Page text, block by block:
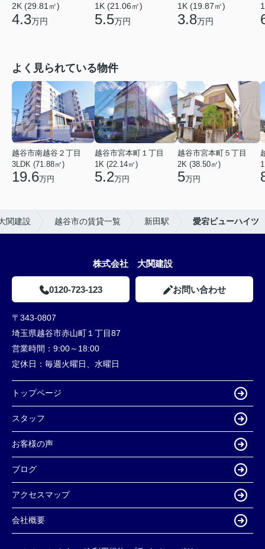
2K (29.81㎡)
4.3万円
1K (21.06㎡)
5.5万円
1K (19.87㎡)
3.8万円
よく見られている物件
越谷市南越谷２丁目
3LDK (71.88㎡)
19.6万円
越谷市宮本町１丁目
1K (22.14㎡)
5.2万円
越谷市宮本町５丁目
2K (38.50㎡)
5万円
関建設 越谷市の賃貸一覧 新田駅 愛宕ビューハイツ
株式会社 大関建設
0120-723-123 お問い合わせ
〒343-0807
埼玉県越谷市赤山町１丁目87
営業時間： 9:00～18:00
定休日： 毎週火曜日、水曜日
トップページ
スタッフ
お客様の声
ブログ
アクセスマップ
会社概要